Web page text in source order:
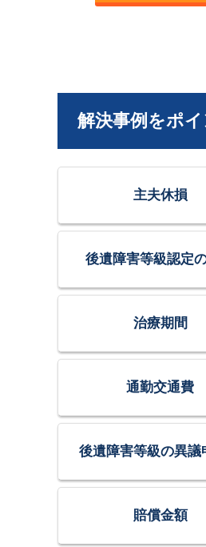
解決事例をポ
主夫休損
後遺障害等級認定
治療期間
通勤交通費
後遺障害等級の異議
賠償金額